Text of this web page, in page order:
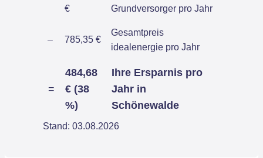
€
Grundversorger pro Jahr
– 785,35 €
Gesamtpreis
idealenergie pro Jahr
=
484,68
€ (38
%)
Ihre Ersparnis pro
Jahr in
Schönewalde
Stand: 03.08.2026